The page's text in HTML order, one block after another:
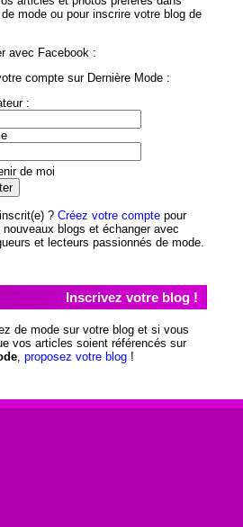
mode ou pour inscrire votre blog de
avec Facebook :
compte sur Dernière Mode :
:
de moi
? Créez votre comptepour
nouveaux blogs et échanger avec
et lecteurs passionnés de mode.
Inscrivez votre blog !
de mode sur votre blog et si vous
vos articles soient référencés sur
, proposez votre blog!